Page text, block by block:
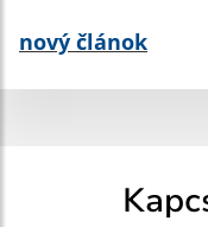
nový článok